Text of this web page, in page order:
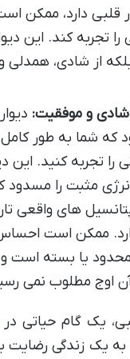
قلبی دارد، ممکن
تجربه کند. این
از شادی،
و موفقیت:
که شما به طور
را تجربه کنید. این
مثبت را مسدود
های واقعی
ممکن است
یا بسته است
اوج مطلوب نمی
یک گام حیاتی
به یک زندگی